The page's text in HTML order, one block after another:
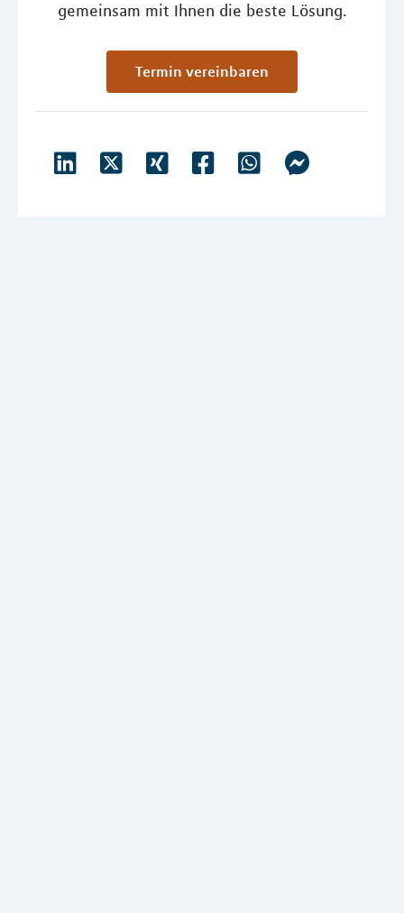
gemeinsam mit Ihnen die beste Lösung.
Termin vereinbaren